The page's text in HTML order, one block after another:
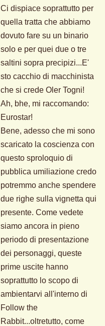
Ci dispiace soprattutto per
quella tratta che abbiamo
dovuto fare su un binario
solo e per quei due o tre
saltini sopra precipizi...E'
sto cacchio di macchinista
che si crede Oler Togni!
Ah, bhe, mi raccomando:
Eurostar!
Bene, adesso che mi sono
scaricato la coscienza con
questo sproloquio di
pubblica umiliazione credo
potremmo anche spendere
due righe sulla vignetta qui
presente. Come vedete
siamo ancora in pieno
periodo di presentazione
dei personaggi, queste
prime uscite hanno
soprattutto lo scopo di
ambientarvi all'interno di
Follow the
Rabbit...oltretutto, come